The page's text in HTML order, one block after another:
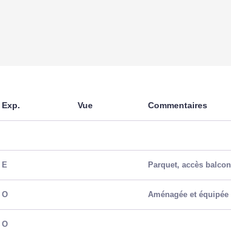
Exp. Vue Commentaires
E Parquet, accès balcon
O Aménagée et équipée
O